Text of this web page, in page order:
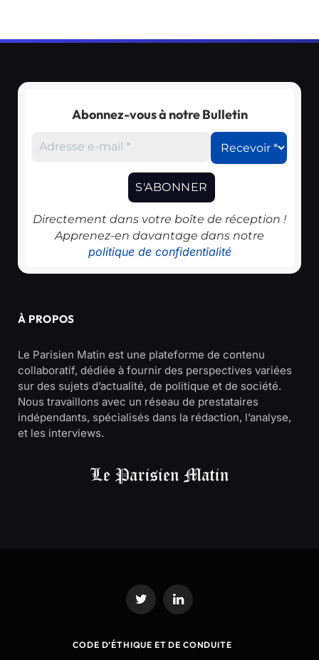
Abonnez-vous à notre Bulletin
Directement dans votre boîte de réception !
Apprenez-en davantage dans notre
politique de confidentialité
À PROPOS
Le Parisien Matin est une plateforme de contenu
collaboratif, dédiée à fournir des perspectives variées
sur des sujets d’actualité, de politique et de société.
Nous travaillons avec un réseau de prestataires
indépendants, spécialisés dans la rédaction, l’analyse,
et les interviews.
Twitter LinkedIn
CODE D’ÉTHIQUE ET DE CONDUITE